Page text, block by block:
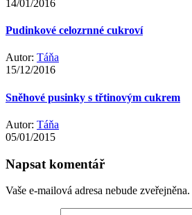
14/01/2016
Pudinkové celozrnné cukroví
Autor: Táňa
15/12/2016
Sněhové pusinky s třtinovým cukrem
Autor: Táňa
05/01/2015
Napsat komentář
Vaše e-mailová adresa nebude zveřejněna.